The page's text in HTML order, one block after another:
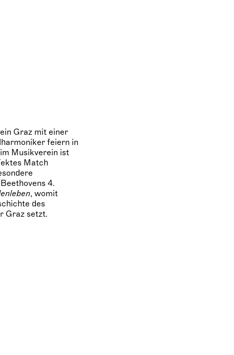
Graz mit einer
feiern in
Musikverein ist
Match
4.
, womit
des
Graz setzt.